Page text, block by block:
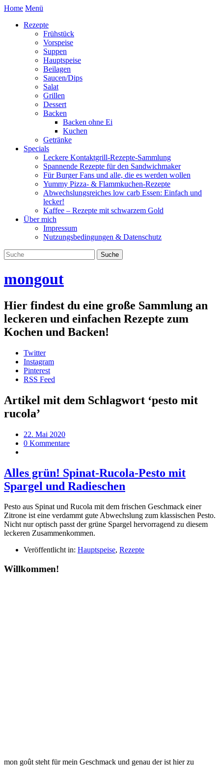
Home Menü
Rezepte
Frühstück
Vorspeise
Suppen
Hauptspeise
Beilagen
Saucen/Dips
Salat
Grillen
Dessert
Backen
Backen ohne Ei
Kuchen
Getränke
Specials
Leckere Kontaktgrill-Rezepte-Sammlung
Spannende Rezepte für den Sandwichmaker
Für Burger Fans und alle, die es werden wollen
Yummy Pizza- & Flammkuchen-Rezepte
Abwechslungsreiches low carb Essen: Einfach und
lecker!
Kaffee – Rezepte mit schwarzem Gold
Über mich
Impressum
Nutzungsbedingungen & Datenschutz
mongout
Hier findest du eine große Sammlung an
leckeren und einfachen Rezepte zum
Kochen und Backen!
Twitter
Instagram
Pinterest
RSS Feed
Artikel mit dem Schlagwort ‘pesto mit
rucola’
22. Mai 2020
0 Kommentare
Alles grün! Spinat-Rucola-Pesto mit
Spargel und Radieschen
Pesto aus Spinat und Rucola mit dem frischen Geschmack einer
Zitrone ist eine verdammt gute Abwechslung zum klassischen Pesto.
Nicht nur optisch passt der grüne Spargel hervorragend zu diesem
leckeren Zusammenkommen.
Veröffentlicht in: Hauptspeise, Rezepte
Willkommen!
mon goût steht für mein Geschmack und genau der ist hier zu